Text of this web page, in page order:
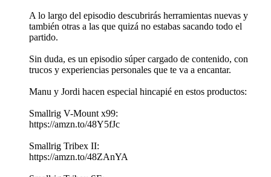
A lo largo del episodio descubrirás herramientas nuevas y
también otras a las que quizá no estabas sacando todo el
partido.
Sin duda, es un episodio súper cargado de contenido, con
trucos y experiencias personales que te va a encantar.
Manu y Jordi hacen especial hincapié en estos productos:
Smallrig V-Mount x99:
https://amzn.to/48Y5fJc
Smallrig Tribex II:
https://amzn.to/48ZAnYA